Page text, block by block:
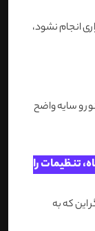
انجام نشود،
و سایه واضح
تنظیمات را
که به